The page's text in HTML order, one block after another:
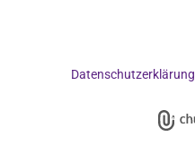
Datenschutzerklärung